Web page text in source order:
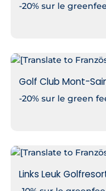
-20% sur le
Golf Club Mont-
-20% sur le green
Links Leuk